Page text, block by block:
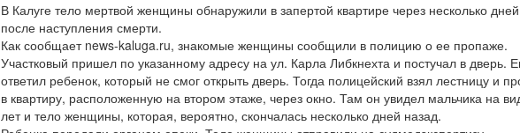
В Калуге тело мертвой женщины обнаружили в запертой квартире через несколько дней
после наступления смерти.
Как сообщает news-kaluga.ru, знакомые женщины сообщили в полицию о ее пропаже.
Участковый пришел по указанному адресу на ул. Карла Либкнехта и постучал в дверь.
ответил ребенок, который не смог открыть дверь. Тогда полицейский взял лестницу и
в квартиру, расположенную на втором этаже, через окно. Там он увидел мальчика на
лет и тело женщины, которая, вероятно, скончалась несколько дней назад.